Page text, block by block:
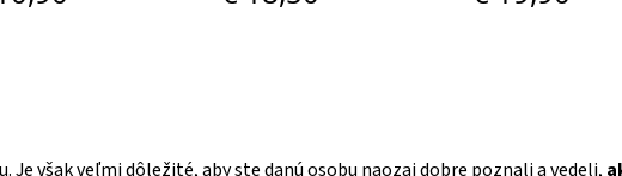
Je však veľmi dôležité, aby ste danú osobu naozaj dobre poznali a vedeli,